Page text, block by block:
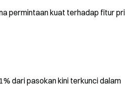
permintaan kuat terhadap fitur
dari pasokan kini terkunci dalam